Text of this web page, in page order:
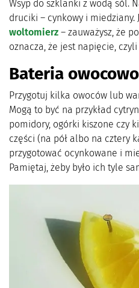
Wsyp do szklanki z wodą sól.
druciki – cynkowy i miedziany.
woltomierz – zauważysz, że
oznacza, że jest napięcie,
Bateria
Przygotuj kilka owoców lub
Mogą to być na przykład
pomidory, ogórki kiszone czy
części (na pół albo na cztery
przygotować ocynkowane i
Pamiętaj, żeby było ich tyle